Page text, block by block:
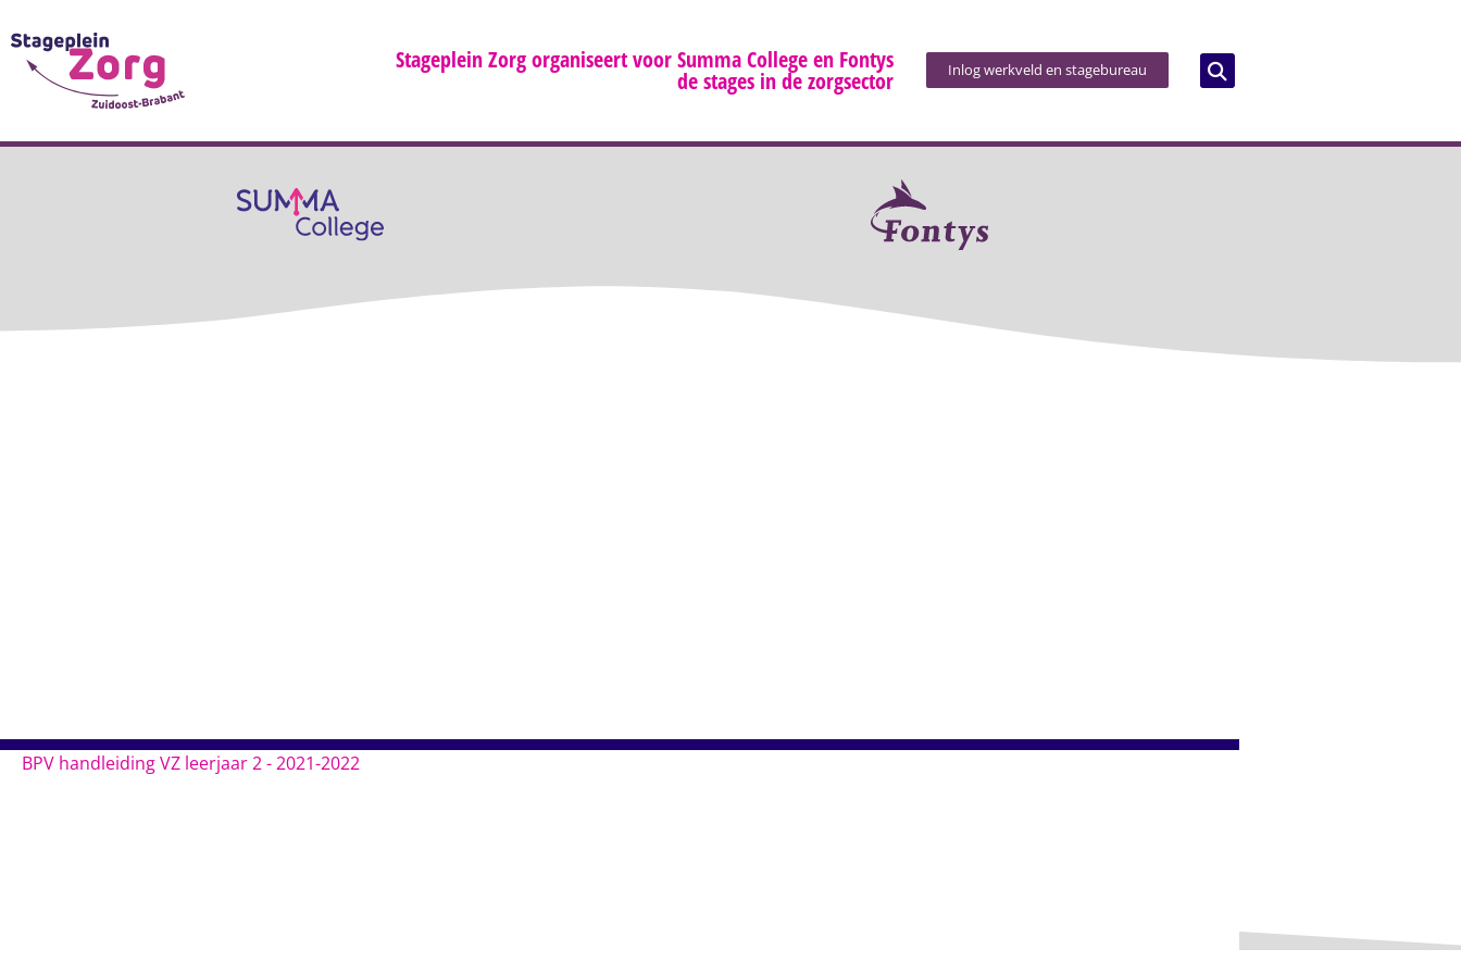
Stageplein Zorg organiseert voor Summa College en Fontys
de stages in de zorgsector Inlog werkveld en stagebureau
BPV handleiding VZ leerjaar 2 - 2021-2022